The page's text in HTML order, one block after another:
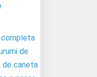
de
de caneta